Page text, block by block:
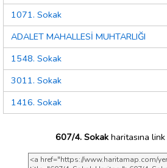
1071. Sokak
ADALET MAHALLESİ MUHTARLIĞI
1548. Sokak
3011. Sokak
1416. Sokak
607/4. Sokak haritasına